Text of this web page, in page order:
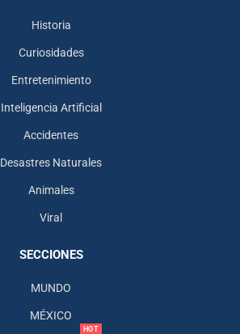
Historia
Curiosidades
Entretenimiento
Inteligencia Artificial
Accidentes
Desastres Naturales
Animales
Viral
SECCIONES
MUNDO
MÉXICO
HOT